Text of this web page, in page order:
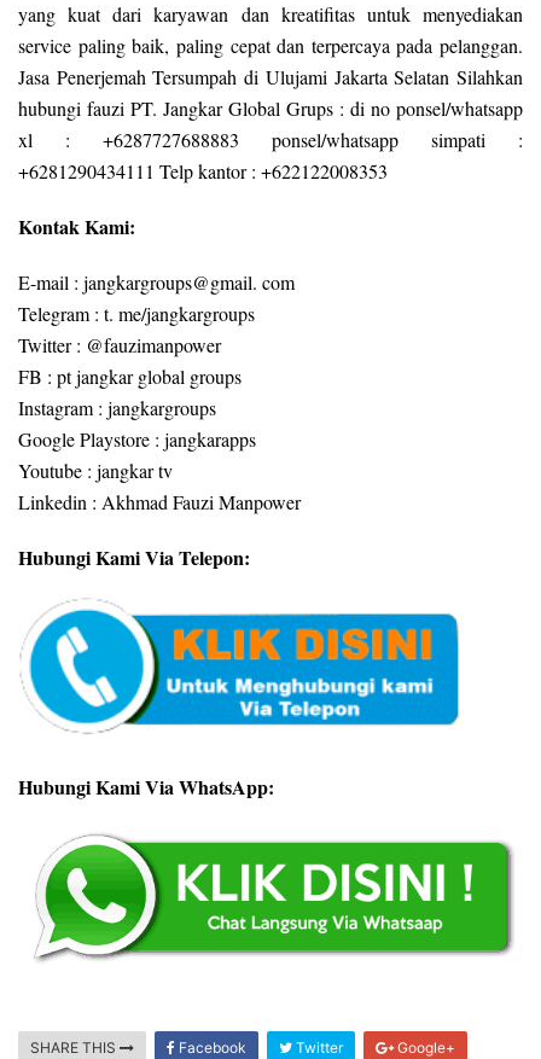
yang kuat dari karyawan dan kreatifitas untuk menyediakan
service paling baik, paling cepat dan terpercaya pada pelanggan.
Jasa Penerjemah Tersumpah di Ulujami Jakarta Selatan Silahkan
hubungi fauzi PT. Jangkar Global Grups : di no ponsel/whatsapp
xl : +6287727688883 ponsel/whatsapp simpati :
+6281290434111 Telp kantor : +622122008353
Kontak Kami:
E-mail : jangkargroups@gmail. com
Telegram : t. me/jangkargroups
Twitter : @fauzimanpower
FB : pt jangkar global groups
Instagram : jangkargroups
Google Playstore : jangkarapps
Youtube : jangkar tv
Linkedin : Akhmad Fauzi Manpower
Hubungi Kami Via Telepon:
Hubungi Kami Via WhatsApp:
SHARE THIS Facebook Twitter Google+